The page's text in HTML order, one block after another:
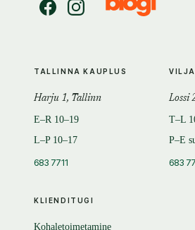
KLIENDITUGI
Kohaletoimetamine
TALLINNA KAUPLUS
Harju 1, Tallinn
E–R 10–19
L–P 10–17
683 7711
Lossi
T–L
P–E
683